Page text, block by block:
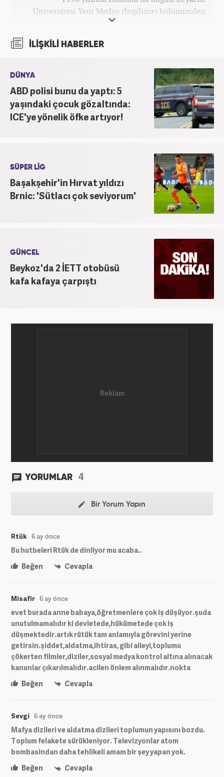
Üniversitesi Yeni Medya (İngilizce) bölümünden
mezun oldu. Kanal 7 Medya Grubu'na bağlı
İLİŞKİLİ HABERLER
DÜNYA
ABD polisi bunu da yaptı: 5
yaşındaki çocuk gözaltında:
ICE'ye yönelik öfke artıyor!
SÜPER LİG
Başakşehir'in Hırvat yıldızı
Brnic: 'Sütlacı çok seviyorum'
GÜNCEL
Beykoz'da 2 İETT otobüsü
kafa kafaya çarpıştı
YORUMLAR 4
Bir Yorum Yapın
Rtük 6 ay önce
Bu hutbeleri Rtük de dinliyor mu acaba..
Beğen
Cevapla
Misafir 6 ay önce
evet burada anne babaya,öğretmenlere çok iş düşüyor.şuda
unutulmamalıdır ki devletede,hükümetede çok iş
düşmektedir.artık rütük tam anlamıyla görevini yerine
getirsin.şiddet,aldatma,ihtiras, gibi aileyi,toplumu
çökerten filmler,diziler,sosyal medya kontrol altına alınacak
kanunlar çıkarılmalıdır.acilen önlem alınmalıdır.nokta
Beğen
Cevapla
Sevgi 6 ay önce
Mafya dizileri ve aldatma dizileri toplumun yapısını bozdu.
Toplum felakete sürükleniyor. Televizyonlar atom
bombasindan daha tehlikeli amam bir şey yapan yok.
Beğen
Cevapla